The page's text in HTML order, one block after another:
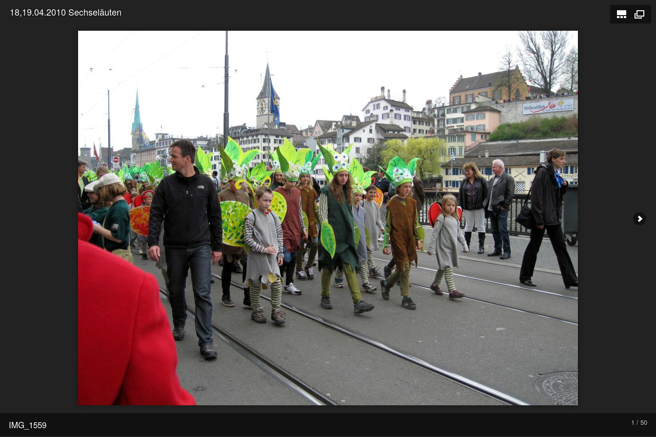
18,19.04.2010 Sechseläuten
1 / 50
IMG_1559